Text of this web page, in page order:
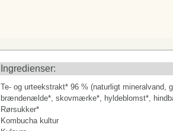
Ingredienser:
Te- og urteekstrakt* 96 % (naturligt mineralvand,
brændenælde*, skovmærke*, hyldeblomst*,
Rørsukker*
Kombucha kultur